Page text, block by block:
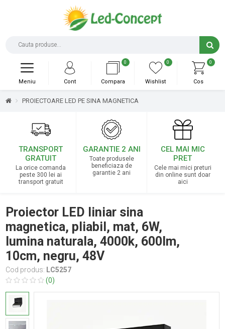
0
Cos
0
Wishlist
0
Compara
Cont
Meniu
PROIECTOARE LED PE SINA MAGNETICA
TRANSPORT
GRATUIT
La orice comanda
peste 300 lei ai
transport gratuit
GARANTIE 2 ANI
Toate produsele
beneficiaza de
garantie 2 ani
CEL MAI MIC
PRET
Cele mai mici preturi
din online sunt doar
aici
Proiector LED liniar sina
magnetica, pliabil, mat, 6W,
lumina naturala, 4000k, 600lm,
10cm, negru, 48V
Cod produs: LC5257
(0)